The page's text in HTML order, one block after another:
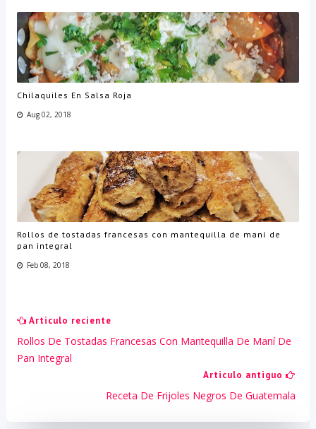
Chilaquiles En Salsa Roja
Aug 02, 2018
Rollos de tostadas francesas con mantequilla de maní de
pan integral
Feb 08, 2018
Articulo reciente
Rollos De Tostadas Francesas Con Mantequilla De Maní De
Pan Integral
Articulo antiguo
Receta De Frijoles Negros De Guatemala